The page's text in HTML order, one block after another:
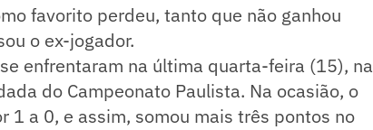
favorito perdeu, tanto que não ganhou
o ex-jogador.
enfrentaram na última quarta-feira (15), na
do Campeonato Paulista. Na ocasião, o
1 a 0, e assim, somou mais três pontos no